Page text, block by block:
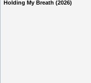
Holding My Breath (2026)